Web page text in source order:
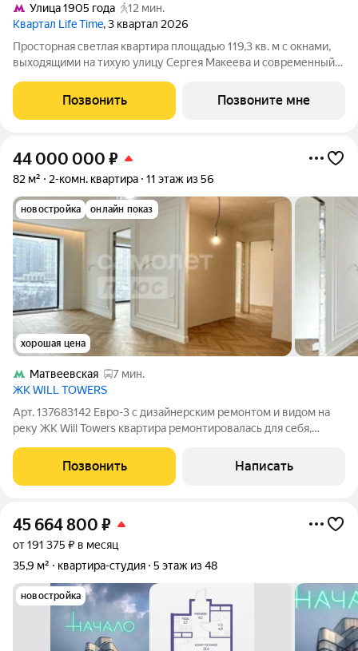
Улица 1905 года
12 мин.
Квартал Life Time, 3 квартал 2026
Просторная светлая квартира площадью 119,3 кв. м с окнами,
выходящими на тихую улицу Сергея Макеева и современный
возможностью открывания настежь улучшает видовые
характеристики. Продуманная
Позвонить Позвоните мне
44 000 000 ₽
82 м² 2-комн. квартира 11 этаж из 56
новостройка онлайн показ
хорошая цена
Матвеевская
7 мин.
ЖК WILL TOWERS
Арт. 137683142 Евро-3 с дизайнерским ремонтом и видом на
реку ЖК Will Towers квартира ремонтировалась для себя,
покупкой большей площади! Межкомнатные двери и
светильники возможно подобрать
Позвонить Написать
45 664 800 ₽
от 191 375 ₽ в месяц
35,9 м²
квартира-студия 5 этаж из 48
новостройка